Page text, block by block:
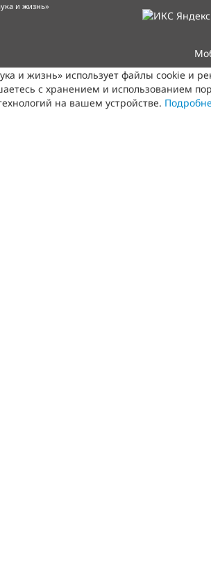
и жизнь»
и жизнь» использует файлы cookie и
с хранением и использованием
на вашем устройстве.